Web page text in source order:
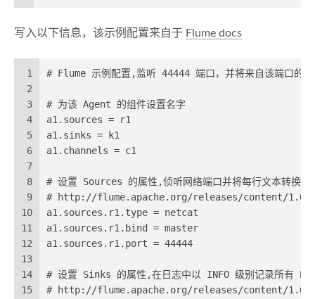
写入以下信息，该示例配置来自于 Flume docs
1
2
3
4
5
6
7
8
9
10
11
12
13
14
15
# Flume 示例配置,监听 44444 端口，并将来自该端口的信
# 为该 Agent 的组件设置名字
a1.sources = r1
a1.sinks = k1
a1.channels = c1
# 设置 Sources 的属性,侦听网络端口并将每行文本转换
# http://flume.apache.org/releases/content/1.6.0/
a1.sources.r1.type = netcat
a1.sources.r1.bind = master
a1.sources.r1.port = 44444
# 设置 Sinks 的属性,在日志中以 INFO 级别记录所有
# http://flume.apache.org/releases/content/